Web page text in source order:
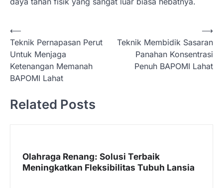
N
a
v
i
a
⟵
Teknik Pernapasan Perut
Untuk Menjaga
Ketenangan Memanah
BAPOMI Lahat
Teknik Membidik Sasaran
Panahan Konsentrasi
Penuh BAPOMI Lahat
⟶
Related Posts
Olahraga Renang: Solusi Terbaik
Meningkatkan Fleksibilitas Tubuh Lansia